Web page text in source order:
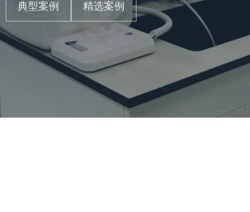
典型案例 精选案例